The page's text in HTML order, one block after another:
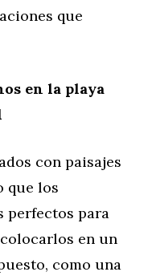
que
en la playa
con paisajes
que los
perfectos para
en un
como una